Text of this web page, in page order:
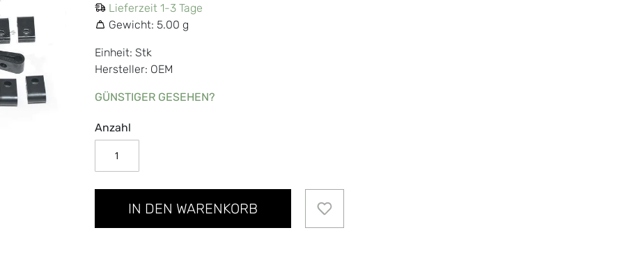
Lieferzeit 1-3 Tage
Gewicht: 5.00 g
Einheit: Stk
Hersteller: OEM
GÜNSTIGER GESEHEN?
Anzahl
IN DEN WARENKORB